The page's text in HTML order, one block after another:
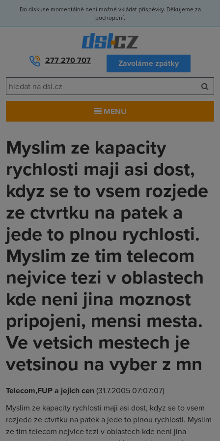
Do diskuse momentálně není možné vkládat příspěvky. Děkujeme za
pochopení.
277 270 707 Zavoláme zpátky
MENU
Myslim ze kapacity
rychlosti maji asi dost,
kdyz se to vsem rozjede
ze ctvrtku na patek a
jede to plnou rychlosti.
Myslim ze tim telecom
nejvice tezi v oblastech
kde neni jina moznost
pripojeni, mensi mesta.
Ve vetsich mestech je
vetsinou na vyber z mn
Telecom,FUP a jejich cen(31.7.2005 07:07:07)
Myslim ze kapacity rychlosti maji asi dost, kdyz se to vsem
rozjede ze ctvrtku na patek a jede to plnou rychlosti. Myslim
ze tim telecom nejvice tezi v oblastech kde neni jina